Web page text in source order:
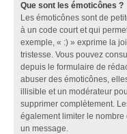
Que sont les émoticônes ?
Les émoticônes sont de
à un code court et qui
exemple, « :) » exprime la
tristesse. Vous pouvez
depuis le formulaire de
abuser des émoticônes,
illisible et un modérateur
supprimer complètement.
également limiter le nombre
un message.